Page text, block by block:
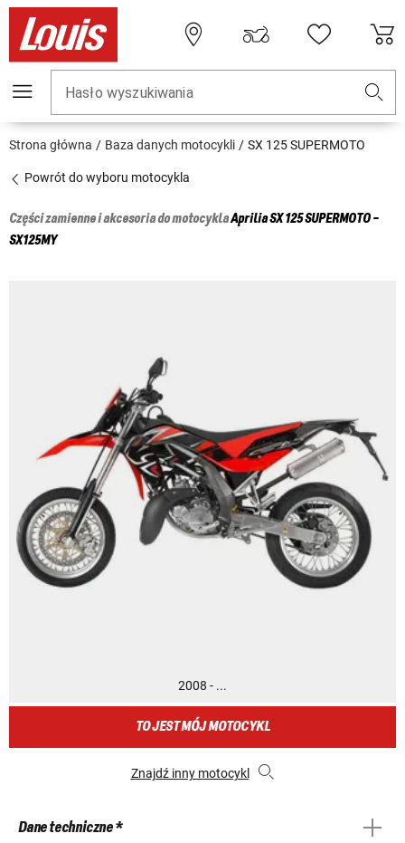
Hasło wyszukiwania
Strona główna Baza danych motocykli SX 125 SUPERMOTO
Powrót do wyboru motocykla
Części zamienne i akcesoria do motocyklaApriliaSX 125 SUPERMOTO -
SX125MY
2008 - ...
TO JEST MÓJ MOTOCYKL
Znajdź inny motocykl
Dane techniczne *